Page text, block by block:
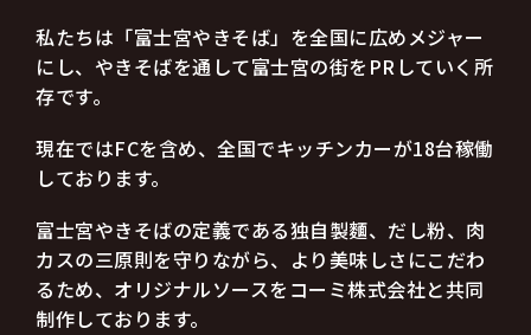
私たちは「富士宮やきそば」を全国に広めメジャー
にし、やきそばを通して富士宮の街をPRしていく所
存です。
現在ではFCを含め、全国でキッチンカーが18台稼働
しております。
富士宮やきそばの定義である独自製麵、だし粉、肉
カスの三原則を守りながら、より美味しさにこだわ
るため、オリジナルソースをコーミ株式会社と共同
制作しております。